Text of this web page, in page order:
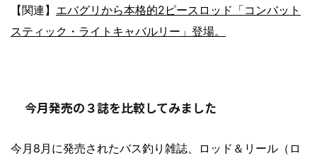
【関連】 エバグリから本格的2ピースロッド「コンバット
スティック・ライトキャバルリー」登場。
今月発売の３誌を比較してみました
今月8月に発売されたバス釣り雑誌、ロッド＆リール（ロ